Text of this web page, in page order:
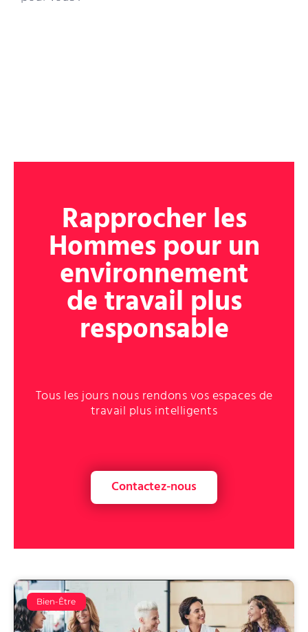
Rapprocher les
Hommes pour un
environnement
de travail plus
responsable
Tous les jours nous rendons vos espaces de
travail plus intelligents
Contactez-nous
Bien-Être